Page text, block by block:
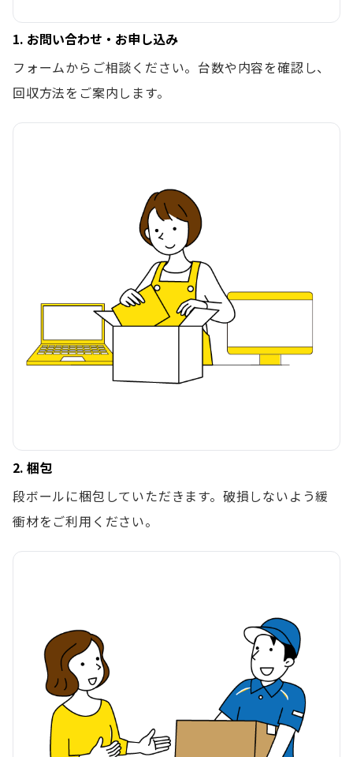
1. お問い合わせ・お申し込み
フォームからご相談ください。台数や内容を確認し、
回収方法をご案内します。
2. 梱包
段ボールに梱包していただきます。破損しないよう緩
衝材をご利用ください。